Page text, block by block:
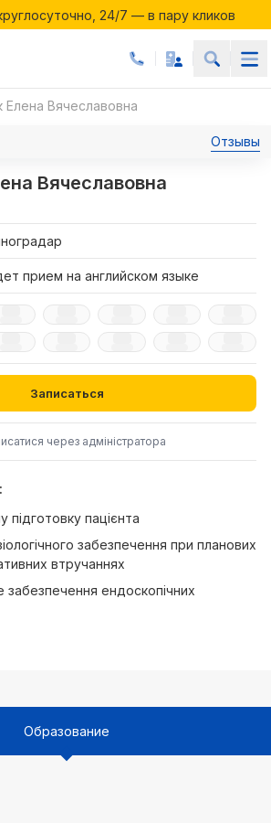
24/7 — в пару кликов
24/7 — в пару кликов
Елена Вячеславовна
Отзывы
Вячеславовна
прием на английском языке
Записаться
через адміністратора
підготовку пацієнта
забезпечення при планових
втручаннях
забезпечення ендоскопічних
Образование